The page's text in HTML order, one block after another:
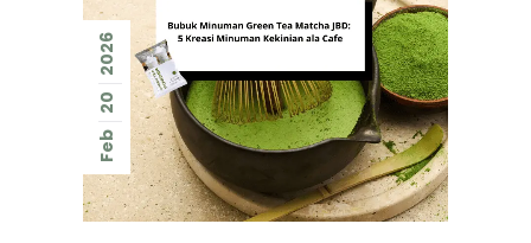
Feb
20
2026